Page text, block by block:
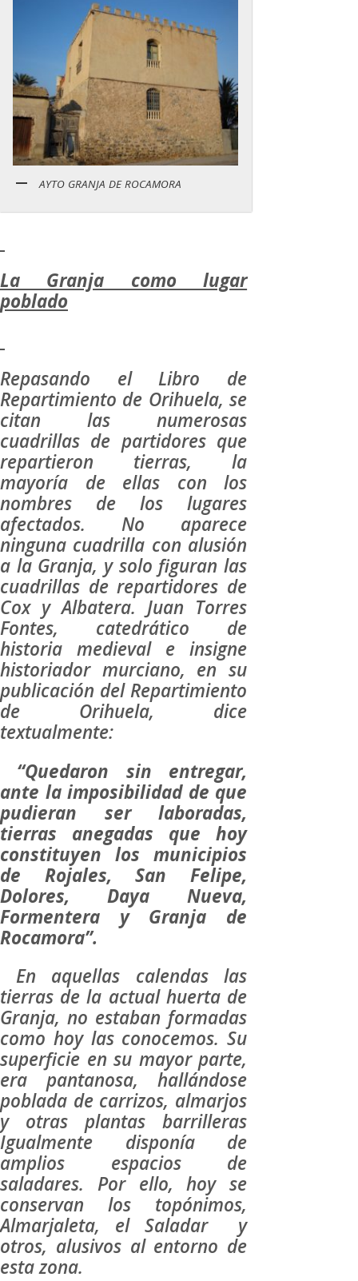
AYTO GRANJA DE ROCAMORA
La Granja como lugar
poblado
Repasando el Libro de
Repartimiento de Orihuela, se
citan las numerosas
cuadrillas de partidores que
repartieron tierras, la
mayoría de ellas con los
nombres de los lugares
afectados. No aparece
ninguna cuadrilla con alusión
a la Granja, y solo figuran las
cuadrillas de repartidores de
Cox y Albatera. Juan Torres
Fontes, catedrático de
historia medieval e insigne
historiador murciano, en su
publicación del Repartimiento
de Orihuela, dice
textualmente:
“Quedaron sin entregar,
ante la imposibilidad de que
pudieran ser laboradas,
tierras anegadas que hoy
constituyen los municipios
de Rojales, San Felipe,
Dolores, Daya Nueva,
Formentera y Granja de
Rocamora”.
En aquellas calendas las
tierras de la actual huerta de
Granja, no estaban formadas
como hoy las conocemos. Su
superficie en su mayor parte,
era pantanosa, hallándose
poblada de carrizos, almarjos
y otras plantas barrilleras
Igualmente disponía de
amplios espacios de
saladares. Por ello, hoy se
conservan los topónimos,
Almarjaleta, el Saladar y
otros, alusivos al entorno de
esta zona.